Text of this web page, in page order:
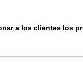
a los clientes los